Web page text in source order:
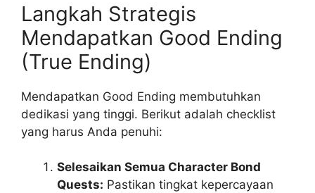
Langkah Strategis
Mendapatkan Good Ending
(True Ending)
Mendapatkan Good Ending membutuhkan
dedikasi yang tinggi. Berikut adalah checklist
yang harus Anda penuhi:
Selesaikan Semua Character Bond
Quests: Pastikan tingkat kepercayaan